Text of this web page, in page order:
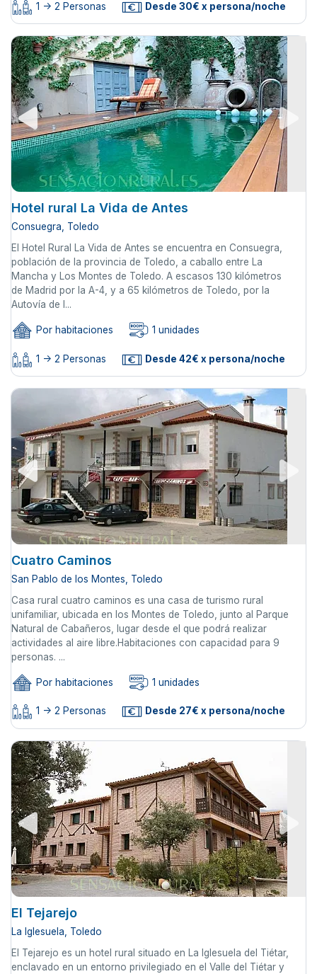
1 -> 2 Personas Desde 30€ x persona/noche
Hotel rural La Vida de Antes
Consuegra, Toledo
El Hotel Rural La Vida de Antes se encuentra en Consuegra,
población de la provincia de Toledo, a caballo entre La
Mancha y Los Montes de Toledo. A escasos 130 kilómetros
de Madrid por la A-4, y a 65 kilómetros de Toledo, por la
Autovía de l...
Por habitaciones 1 unidades
1 -> 2 Personas Desde 42€ x persona/noche
Cuatro Caminos
San Pablo de los Montes, Toledo
Casa rural cuatro caminos es una casa de turismo rural
unifamiliar, ubicada en los Montes de Toledo, junto al Parque
Natural de Cabañeros, lugar desde el que podrá realizar
actividades al aire libre.Habitaciones con capacidad para 9
personas. ...
Por habitaciones 1 unidades
1 -> 2 Personas Desde 27€ x persona/noche
El Tejarejo
La Iglesuela, Toledo
El Tejarejo es un hotel rural situado en La Iglesuela del Tiétar,
enclavado en un entorno privilegiado en el Valle del Tiétar y